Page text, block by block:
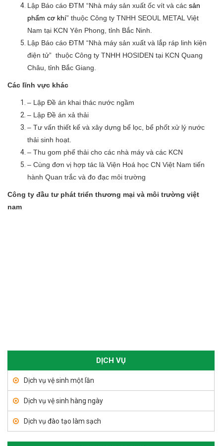
Lập Báo cáo ĐTM “Nhà máy sản xuất ốc vít và các sản
phẩm cơ khí” thuộc Công ty TNHH SEOUL METAL Việt
Nam tại KCN Yên Phong, tỉnh Bắc Ninh.
Lập Báo cáo ĐTM “Nhà máy sản xuất và lắp ráp linh kiện
điện tử” thuộc Công ty TNHH HOSIDEN tại KCN Quang
Châu, tỉnh Bắc Giang.
Các lĩnh vực khác
– Lập Đề án khai thác nước ngầm
– Lập Đề án xả thải
– Tư vấn thiết kế và xây dựng bể lọc, bể phốt xử lý nước
thải sinh hoạt.
– Thu gom phế thải cho các nhà máy và các KCN
– Cùng đơn vị hợp tác là Viện Hoá học CN Việt Nam tiến
hành Quan trắc và đo đạc môi trường
Công ty đầu tư phát triển thương mại và môi trường việt
nam
DỊCH VỤ
Dịch vụ vệ sinh một lần
Dịch vụ vệ sinh hàng ngày
Dịch vụ đào tạo làm sạch